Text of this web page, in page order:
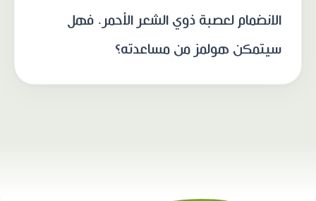
الانضمام لعصبة ذوي الشعر الأحمر. فهل
سيتمكن هولمز من مساعدته؟